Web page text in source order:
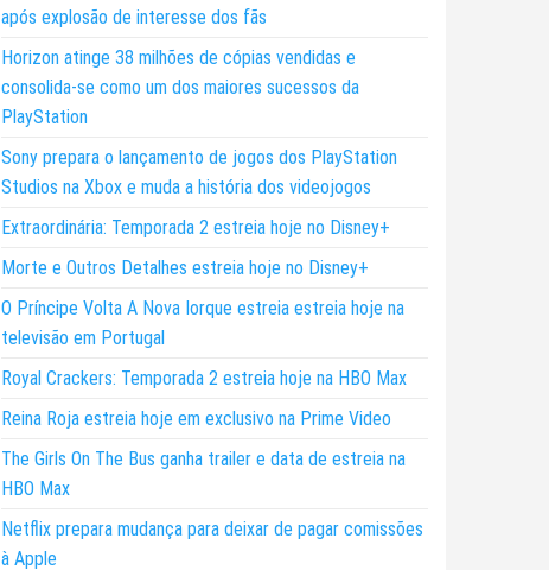
após explosão de interesse dos fãs
Horizon atinge 38 milhões de cópias vendidas e
consolida-se como um dos maiores sucessos da
PlayStation
Sony prepara o lançamento de jogos dos PlayStation
Studios na Xbox e muda a história dos videojogos
Extraordinária: Temporada 2 estreia hoje no Disney+
Morte e Outros Detalhes estreia hoje no Disney+
O Príncipe Volta A Nova Iorque estreia estreia hoje na
televisão em Portugal
Royal Crackers: Temporada 2 estreia hoje na HBO Max
Reina Roja estreia hoje em exclusivo na Prime Video
The Girls On The Bus ganha trailer e data de estreia na
HBO Max
Netflix prepara mudança para deixar de pagar comissões
à Apple